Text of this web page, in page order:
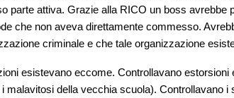
parte attiva. Grazie alla RICO un boss avrebbe
che non aveva direttamente commesso.
criminale e che tale organizzazione
esistevano eccome. Controllavano
malavitosi della vecchia scuola). Controllavano